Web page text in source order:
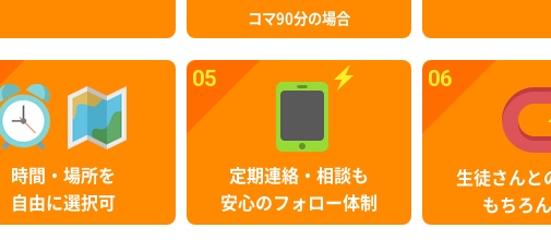
コマ90分の場合
時間・場所を
自由に選択可
05
定期連絡・相談も
安心のフォロー体制
06
生徒さんと
もちろ